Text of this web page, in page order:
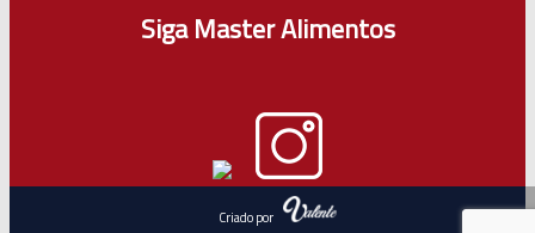
Siga Master Alimentos
Criado por